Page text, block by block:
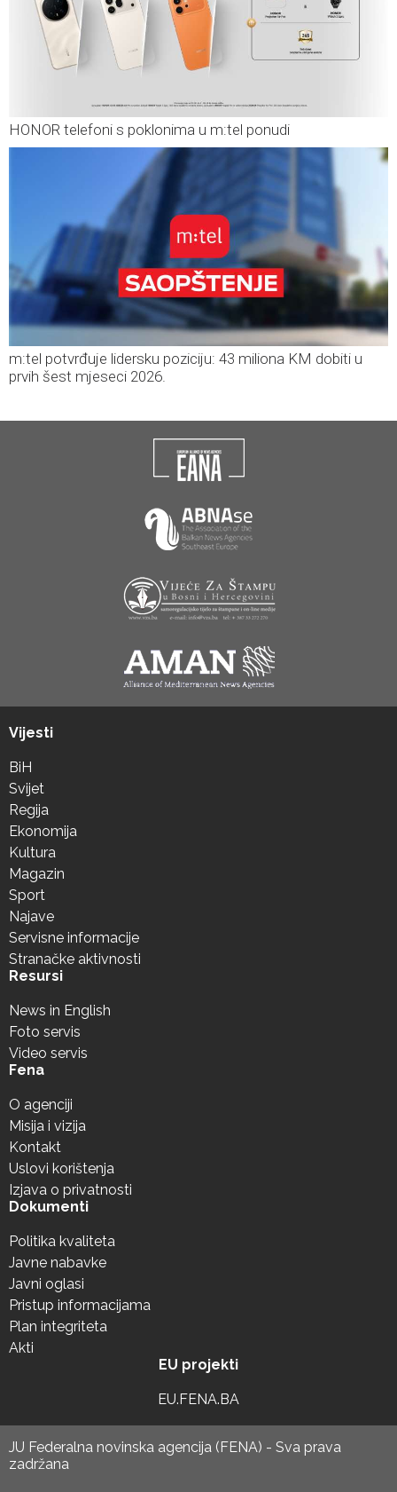
HONOR telefoni s poklonima u m:tel ponudi
m:tel potvrđuje lidersku poziciju: 43 miliona KM dobiti u
prvih šest mjeseci 2026.
Vijesti
BiH
Svijet
Regija
Ekonomija
Kultura
Magazin
Sport
Najave
Servisne informacije
Stranačke aktivnosti
Resursi
News in English
Foto servis
Video servis
Fena
O agenciji
Misija i vizija
Kontakt
Uslovi korištenja
Izjava o privatnosti
Dokumenti
Politika kvaliteta
Javne nabavke
Javni oglasi
Pristup informacijama
Plan integriteta
Akti
EU projekti
EU.FENA.BA
JU Federalna novinska agencija (FENA) - Sva prava
zadržana